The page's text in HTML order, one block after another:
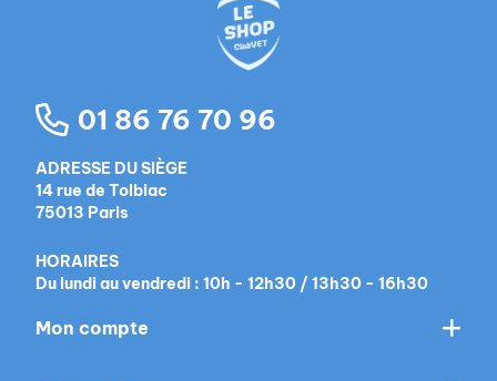
01 86 76 70 96
ADRESSE DU SIÈGE
14 rue de Tolbiac
75013 Paris
HORAIRES
Du lundi au vendredi : 10h - 12h30 / 13h30 - 16h30
Mon compte